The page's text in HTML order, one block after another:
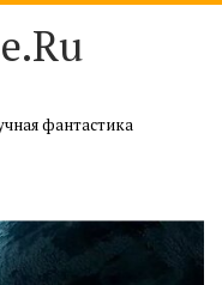
фантастика